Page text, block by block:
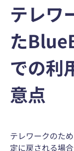
テレワ
た
での利
意点
テレワークのた
定に戻される場